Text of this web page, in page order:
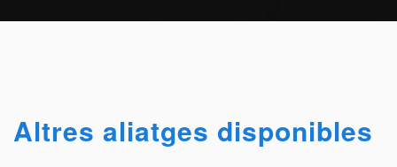
Altres aliatges disponibles